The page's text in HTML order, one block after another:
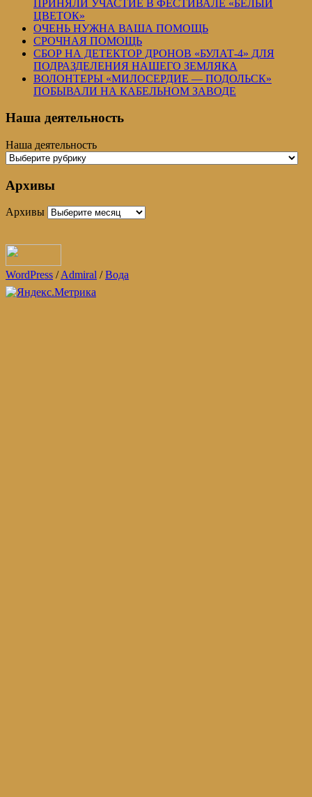
ПРИНЯЛИ УЧАСТИЕ В ФЕСТИВАЛЕ «БЕЛЫЙ
ЦВЕТОК»
ОЧЕНЬ НУЖНА ВАША ПОМОЩЬ
СРОЧНАЯ ПОМОЩЬ
СБОР НА ДЕТЕКТОР ДРОНОВ «БУЛАТ-4» ДЛЯ
ПОДРАЗДЕЛЕНИЯ НАШЕГО ЗЕМЛЯКА
ВОЛОНТЕРЫ «МИЛОСЕРДИЕ — ПОДОЛЬСК»
ПОБЫВАЛИ НА КАБЕЛЬНОМ ЗАВОДЕ
Наша деятельность
Наша деятельность
Архивы
Архивы
WordPress /Admiral /Вода